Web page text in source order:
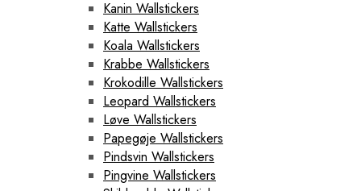
Kanin Wallstickers
Katte Wallstickers
Koala Wallstickers
Krabbe Wallstickers
Krokodille Wallstickers
Leopard Wallstickers
Løve Wallstickers
Papegøje Wallstickers
Pindsvin Wallstickers
Pingvine Wallstickers